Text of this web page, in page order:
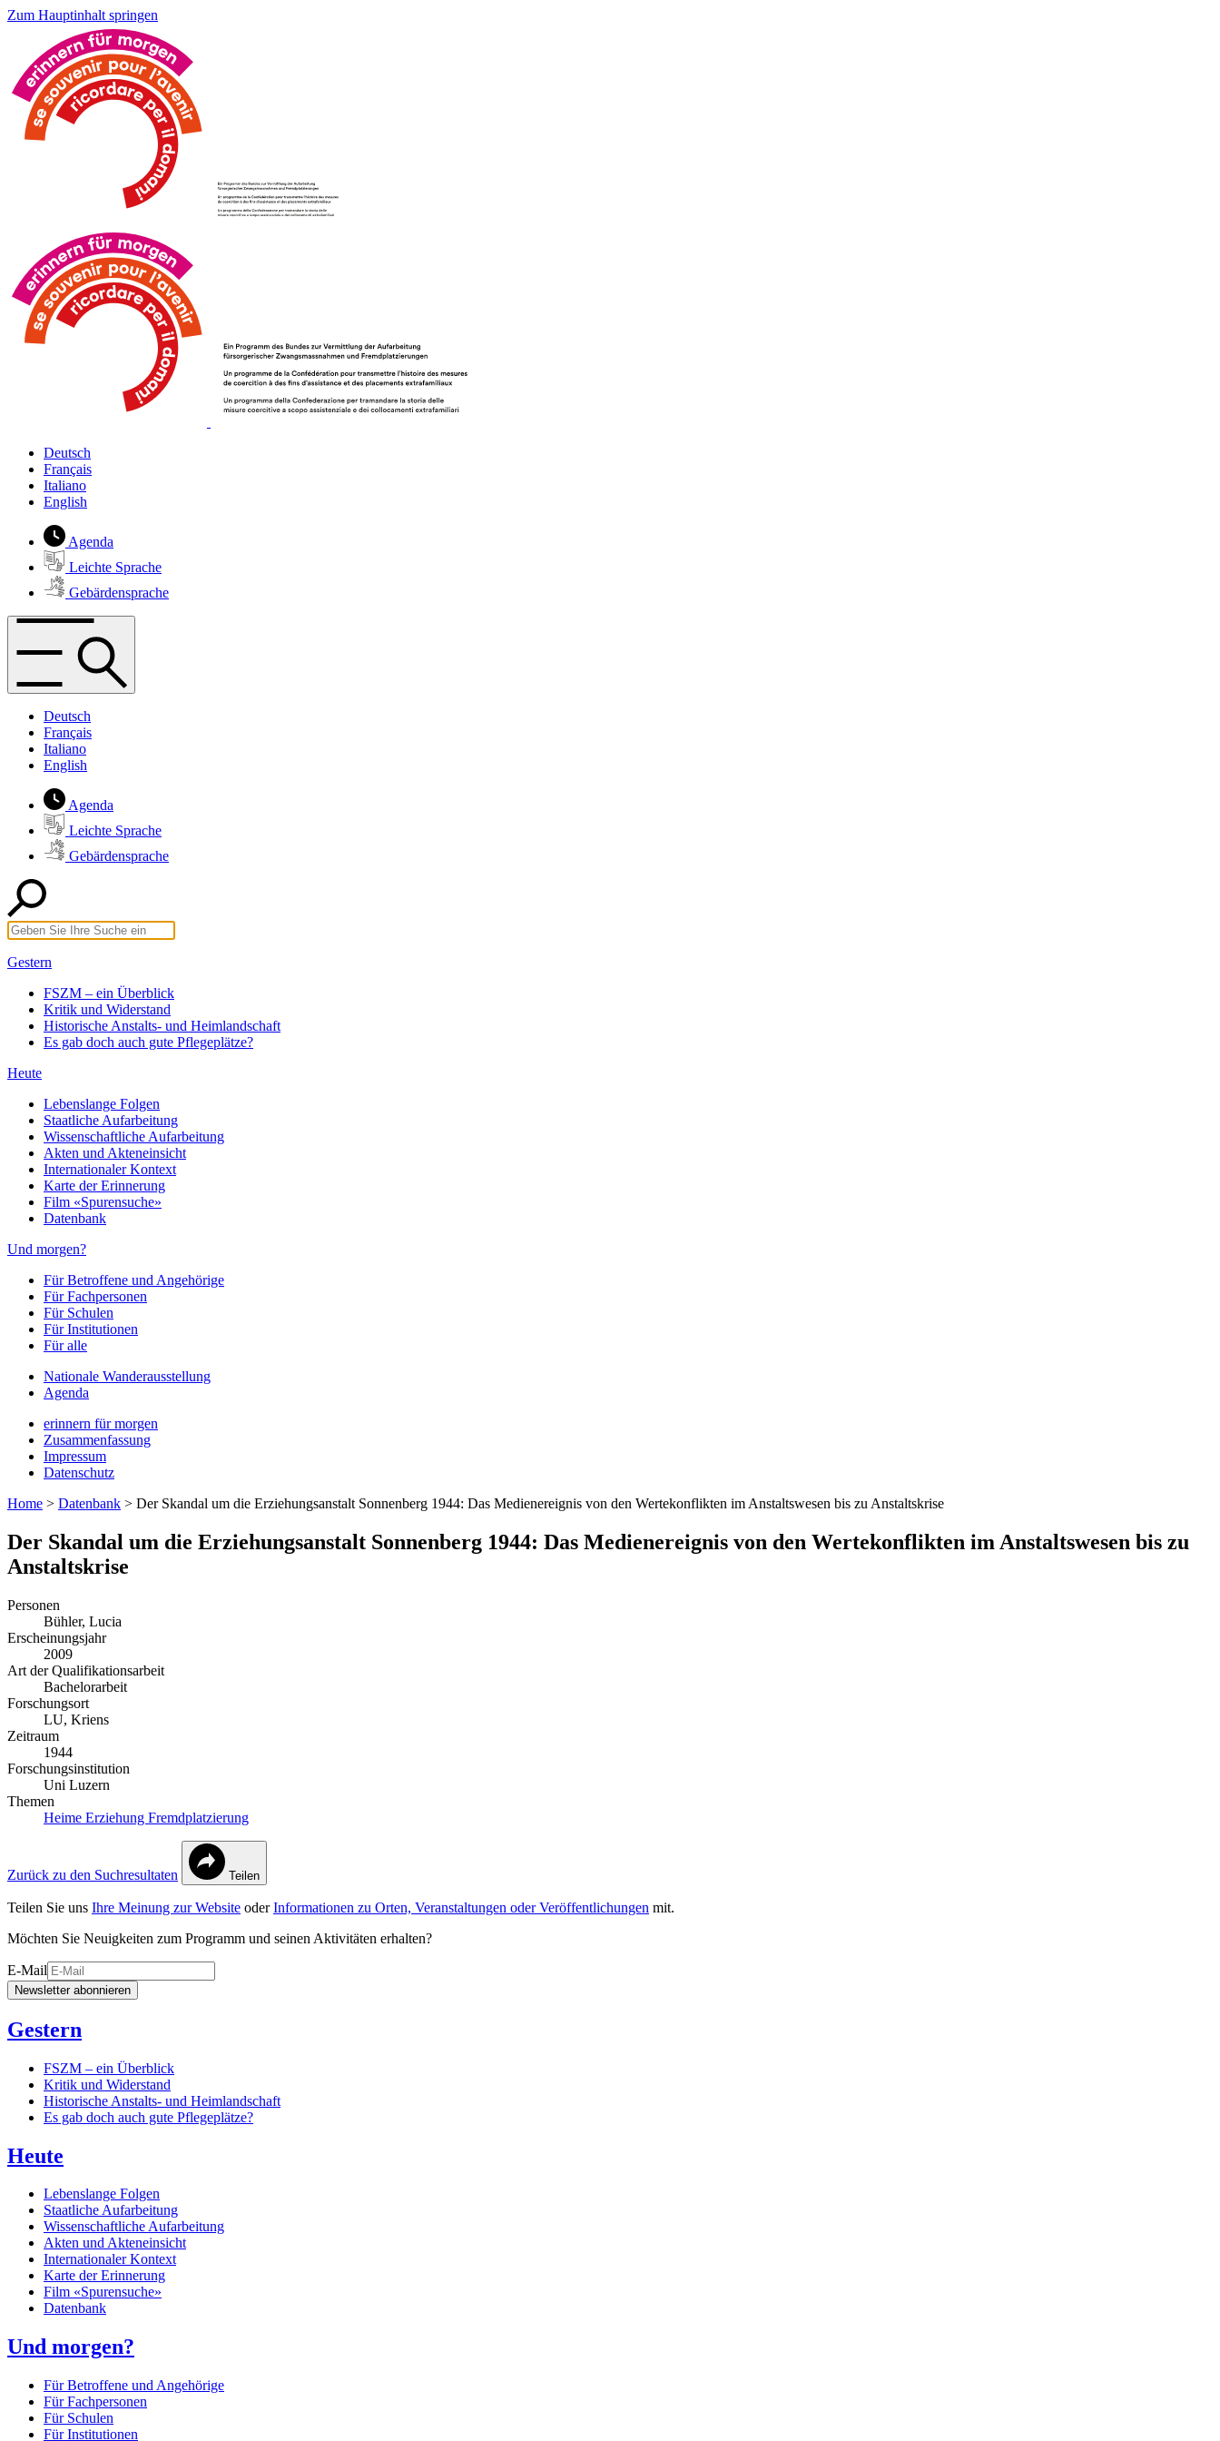
Zum Hauptinhalt springen
Deutsch
Français
Italiano
English
Agenda
Leichte Sprache
Gebärdensprache
Deutsch
Français
Italiano
English
Agenda
Leichte Sprache
Gebärdensprache
Gestern
FSZM – ein Überblick
Kritik und Widerstand
Historische Anstalts- und Heimlandschaft
Es gab doch auch gute Pflegeplätze?
Heute
Lebenslange Folgen
Staatliche Aufarbeitung
Wissenschaftliche Aufarbeitung
Akten und Akteneinsicht
Internationaler Kontext
Karte der Erinnerung
Film «Spurensuche»
Datenbank
Und morgen?
Für Betroffene und Angehörige
Für Fachpersonen
Für Schulen
Für Institutionen
Für alle
Nationale Wanderausstellung
Agenda
erinnern für morgen
Zusammenfassung
Impressum
Datenschutz
Home > Datenbank > Der Skandal um die Erziehungsanstalt Sonnenberg 1944: Das Medienereignis von den Wertekonflikten im Anstaltswesen bis zu Anstaltskrise
Der Skandal um die Erziehungsanstalt Sonnenberg 1944: Das Medienereignis von den Wertekonflikten im Anstaltswesen bis zu
Anstaltskrise
Personen
Bühler, Lucia
Erscheinungsjahr
2009
Art der Qualifikationsarbeit
Bachelorarbeit
Forschungsort
LU, Kriens
Zeitraum
1944
Forschungsinstitution
Uni Luzern
Themen
Heime Erziehung Fremdplatzierung
Zurück zu den Suchresultaten Teilen
Teilen Sie uns Ihre Meinung zur Website oderInformationen zu Orten, Veranstaltungen oder Veröffentlichungen mit.
Möchten Sie Neuigkeiten zum Programm und seinen Aktivitäten erhalten?
E-Mail
Newsletter abonnieren
Gestern
FSZM – ein Überblick
Kritik und Widerstand
Historische Anstalts- und Heimlandschaft
Es gab doch auch gute Pflegeplätze?
Heute
Lebenslange Folgen
Staatliche Aufarbeitung
Wissenschaftliche Aufarbeitung
Akten und Akteneinsicht
Internationaler Kontext
Karte der Erinnerung
Film «Spurensuche»
Datenbank
Und morgen?
Für Betroffene und Angehörige
Für Fachpersonen
Für Schulen
Für Institutionen